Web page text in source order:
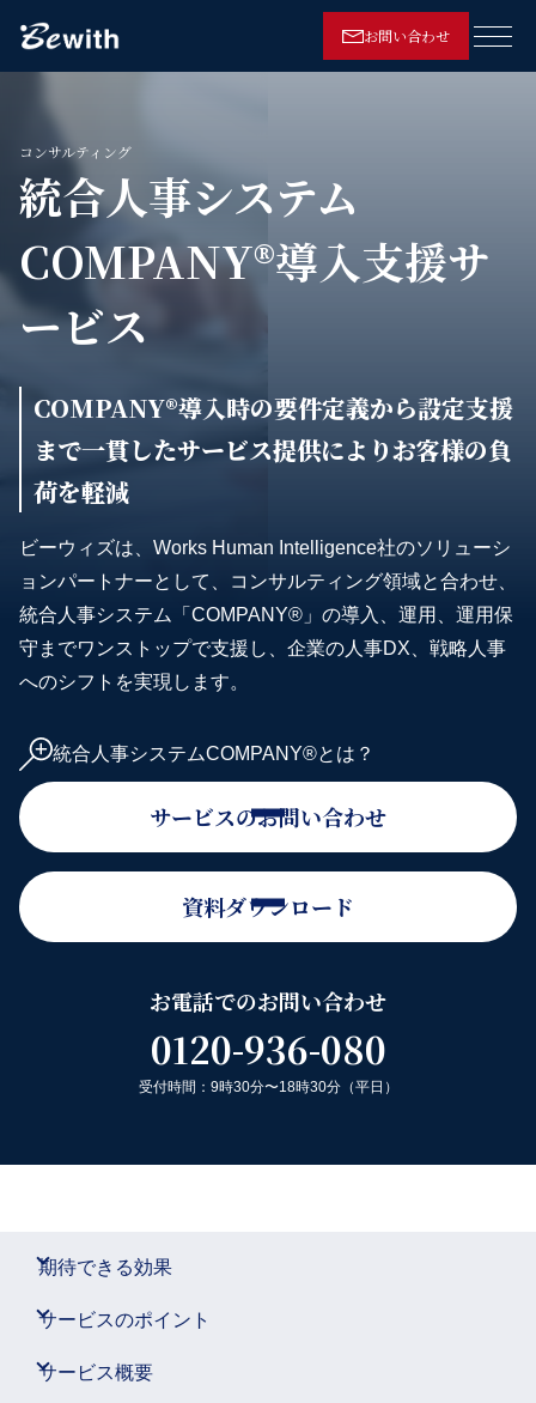
お問い合わせ
メニ
統合人事システム
COMPANY®導入支援サ
ービス
コンサルティング
COMPANY®導入時の要件定義から設定支援
まで一貫したサービス提供によりお客様の負
荷を軽減
ビーウィズは、Works Human Intelligence社のソリューシ
ョンパートナーとして、コンサルティング領域と合わせ、
統合人事システム「COMPANY®」の導入、運用、運用保
守までワンストップで支援し、企業の人事DX、戦略人事
へのシフトを実現します。
統合人事システムCOMPANY®とは？
サービスのお問い合わせ
資料ダウンロード
お電話でのお問い合わせ
0120-936-080
受付時間：9時30分〜18時30分（平日）
期待できる効果
サービスのポイント
サービス概要